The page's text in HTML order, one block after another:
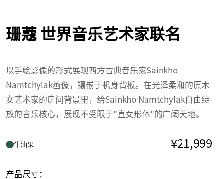
珊蔻 世界音乐艺术家联名
以手绘影像的形式展现西方古典音乐家Sainkho
Namtchylak画像，镶嵌于机身背板。在光泽柔和的原木
女艺术家的房间背景里，给Sainkho Namtchylak自由绽
放的音乐核心，展现不受限于"直女形体"的广阔天地。
牛油果 ¥21,999
产品尺寸：